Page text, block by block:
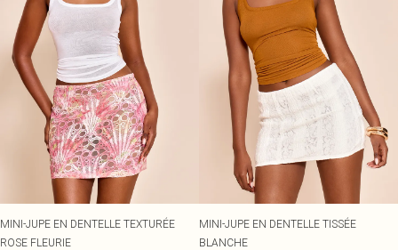
MINI-JUPE EN DENTELLE TEXTURÉE
ROSE FLEURIE
MINI-JUPE EN DENTELLE TISSÉE
BLANCHE